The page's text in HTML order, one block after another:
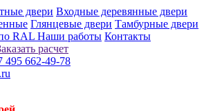
двери Входные деревянные двери
Глянцевые двери Тамбурные двери
RAL Наши работы Контакты
расчет
495 662-49-78